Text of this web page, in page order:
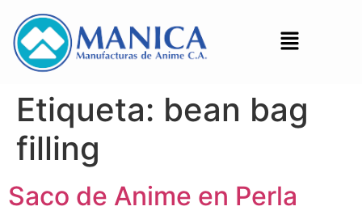
Etiqueta: bean bag
filling
Saco de Anime en Perla